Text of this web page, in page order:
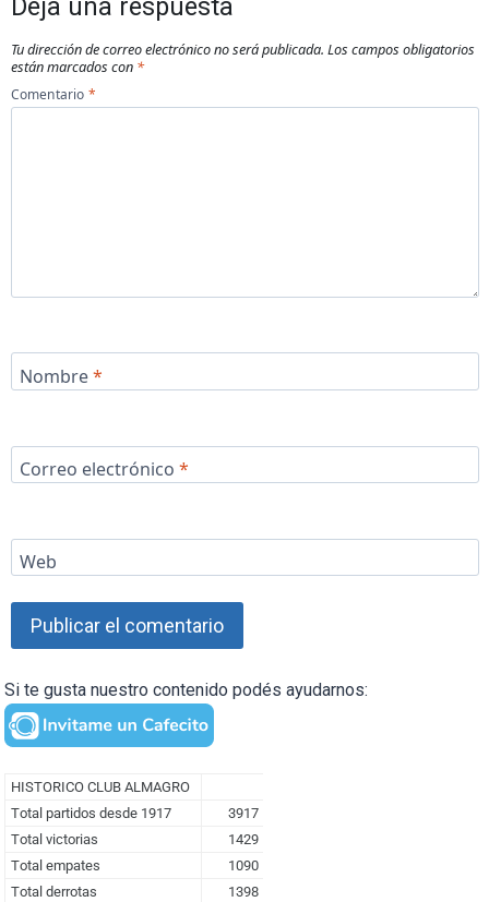
Tu dirección de correo electrónico no será publicada. Los campos obligatorios
están marcados con *
Comentario *
Nombre*
Correo electrónico *
Web
Si te gusta nuestro contenido podés ayudarnos: